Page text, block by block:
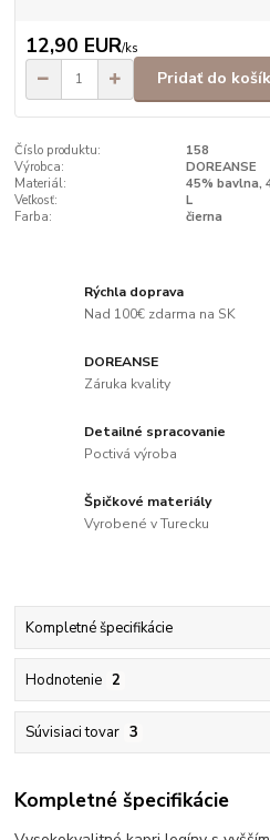
12,90 EUR/ks
Pridať do
Číslo produktu:
158
Výrobca:
DOREANSE
Materiál:
45% bavlna,
Veľkosť:
L
Farba:
čierna
Rýchla doprava
Nad 100€ zdarma na SK
DOREANSE
Záruka kvality
Detailné spracovanie
Poctivá výroba
Špičkové materiály
Vyrobené v Turecku
Kompletné špecifikácie
Hodnotenie 2
Súvisiaci tovar 3
Kompletné špecifikácie